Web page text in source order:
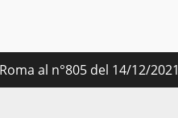
al n°805 del 14/12/2021